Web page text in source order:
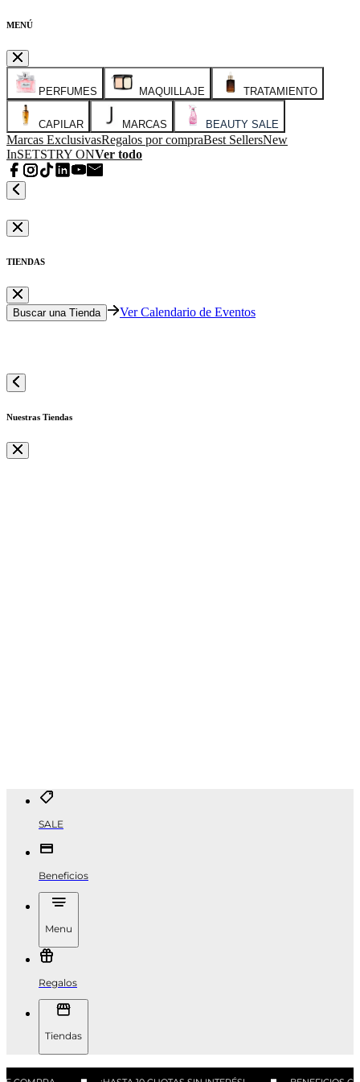
MENÚ
PERFUMES MAQUILLAJE TRATAMIENTO
CAPILAR MARCAS BEAUTY SALE
Marcas ExclusivasRegalos por compraBest SellersNew
InSETSTRY ONVer todo
TIENDAS
Buscar una Tienda Ver Calendario de Eventos
Nuestras Tiendas
SALE
Beneficios
Menu
Regalos
Tiendas